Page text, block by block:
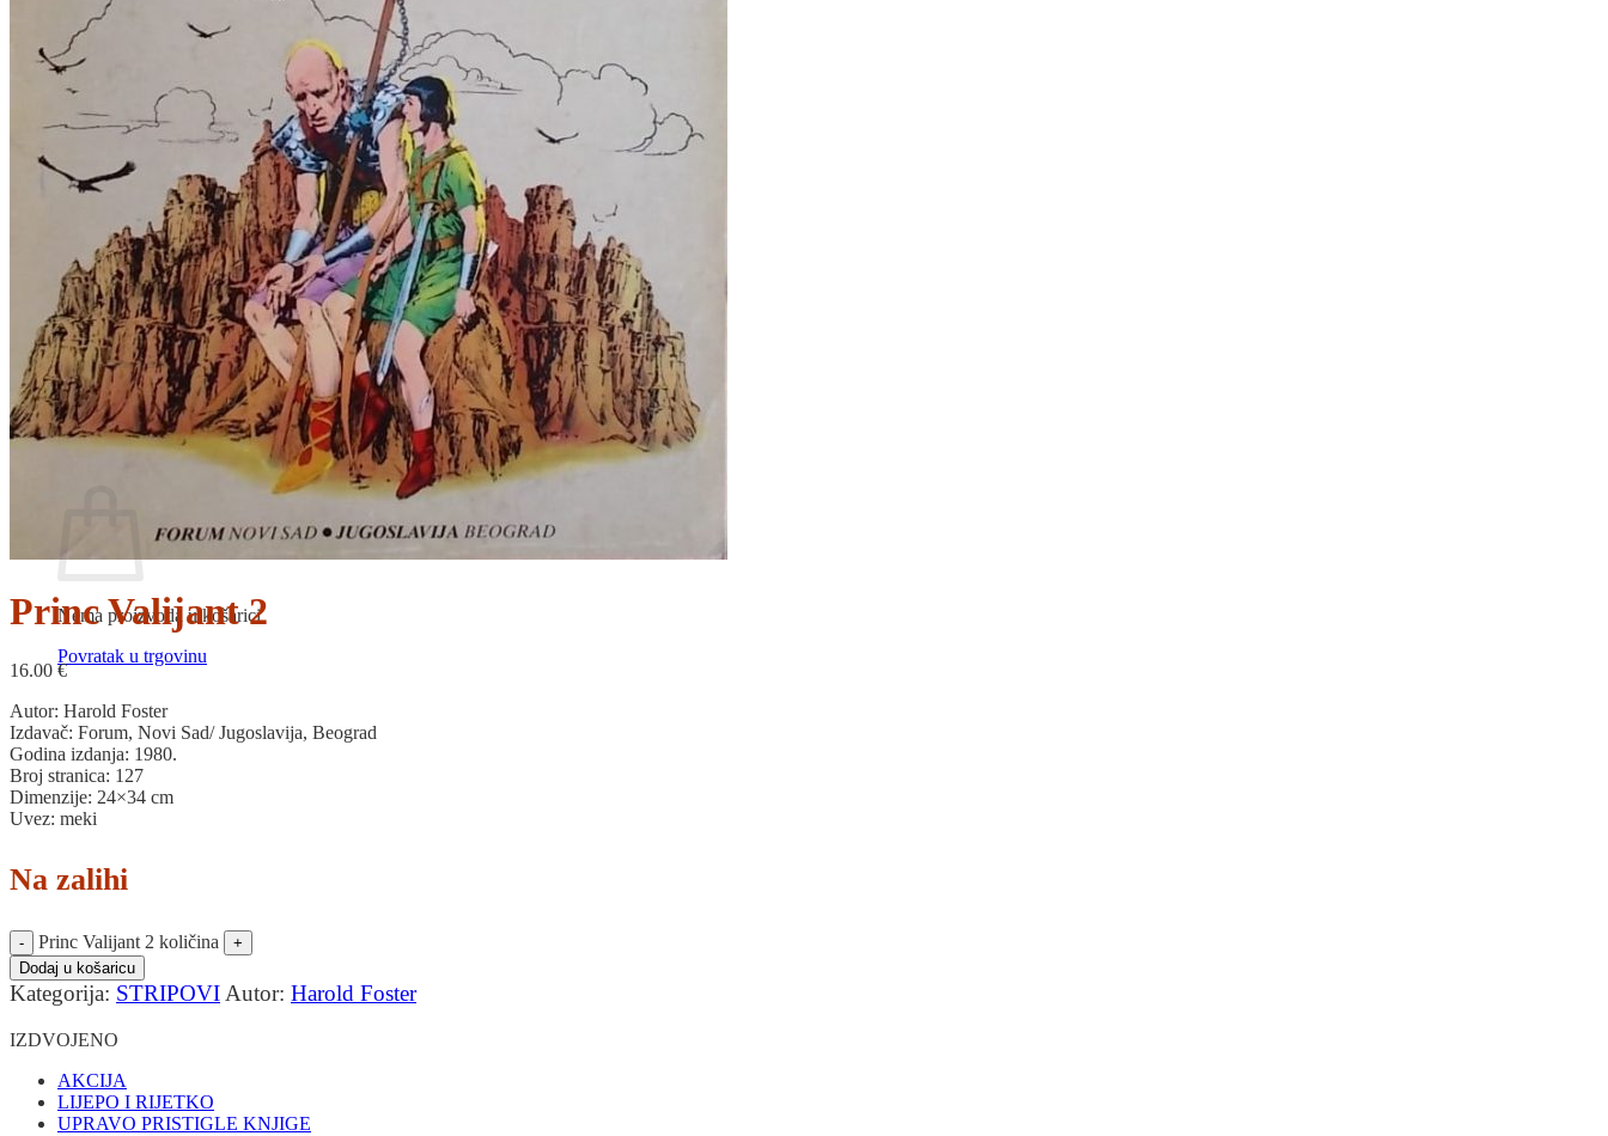
TEHNIČKE ZNANOSTI
TEORIJA I POVIJEST KNJIŽEVNOSTI
ZEMLJOVIDI
Otkup knjiga
O nama
AKCIJA
Pretraži:
Nema proizvoda u košarici
Povratak u trgovinu
Nema proizvoda u košarici
Povratak u trgovinu
Princ Valijant 2
16.00 €
Autor: Harold Foster
Izdavač: Forum, Novi Sad/ Jugoslavija, Beograd
Godina izdanja: 1980.
Broj stranica: 127
Dimenzije: 24×34 cm
Uvez: meki
Na zalihi
Princ Valijant 2 količina
Dodaj u košaricu
Kategorija: STRIPOVI Autor: Harold Foster
IZDVOJENO
AKCIJA
LIJEPO I RIJETKO
UPRAVO PRISTIGLE KNJIGE